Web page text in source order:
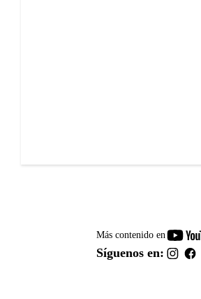
Más contenido en
Síguenos en: